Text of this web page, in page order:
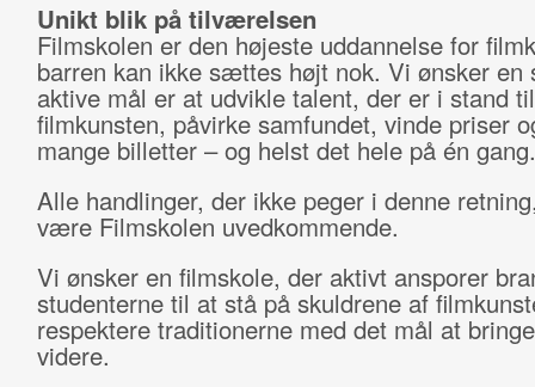
Unikt blik på tilværelsen
Filmskolen er den højeste uddannelse for
barren kan ikke sættes højt nok. Vi ønsker en
aktive mål er at udvikle talent, der er i stand
filmkunsten, påvirke samfundet, vinde priser
mange billetter – og helst det hele på én
Alle handlinger, der ikke peger i denne
være Filmskolen uvedkommende.
Vi ønsker en filmskole, der aktivt ansporer
studenterne til at stå på skuldrene af
respektere traditionerne med det mål at
videre.